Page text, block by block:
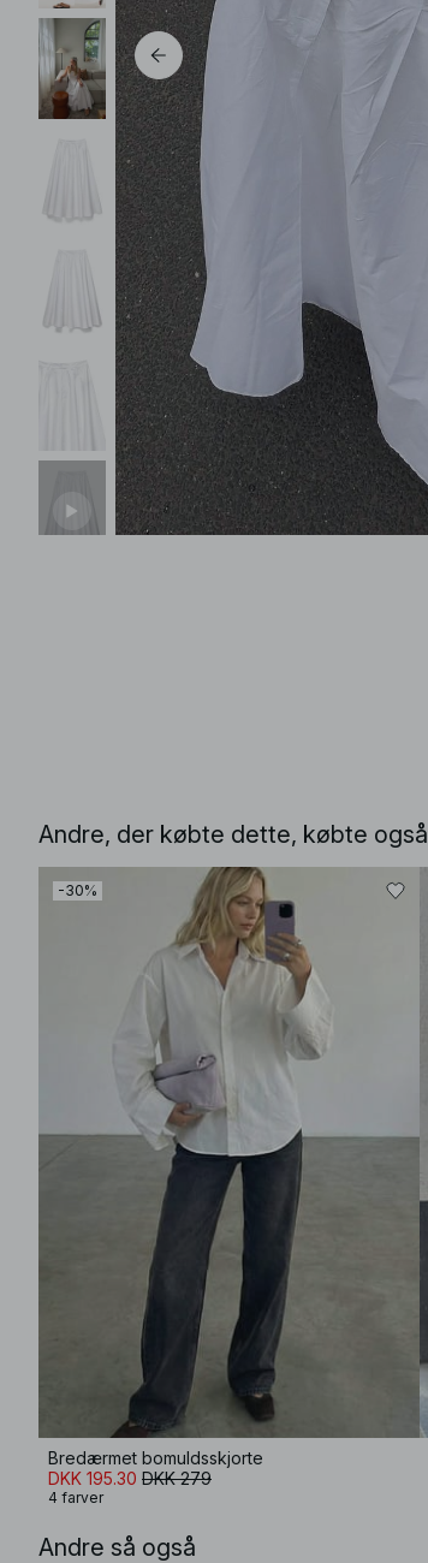
Andre, der købte dette, købte også
-30%
Bredærmet bomuldsskjorte
DKK 195.30 DKK 279
4 farver
Andre så også